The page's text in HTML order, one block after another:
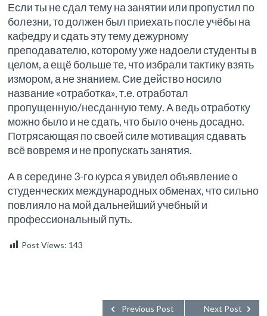
Если ты не сдал тему на занятии или пропустил по
болезни, то должен был приехать после учёбы на
кафедру и сдать эту тему дежурному
преподавателю, которому уже надоели студенты в
целом, а ещё больше те, что избрали тактику взять
измором, а не знанием. Сие действо носило
название «отработка», т.е. отработал
пропущенную/несданную тему. А ведь отработку
можно было и не сдать, что было очень досадно.
Потрясающая по своей силе мотивация сдавать
всё вовремя и не пропускать занятия.
А в середине 3-го курса я увидел объявление о
студенческих международных обменах, что сильно
повлияло на мой дальнейший учебный и
профессиональный путь.
Post Views: 143
Next Post
Previous Post